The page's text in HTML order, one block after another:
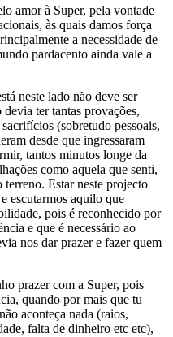
amor à Super, pela vontade
às quais damos força
a necessidade de
pardacento ainda vale a
neste lado não deve ser
ter tantas provações,
(sobretudo pessoais,
desde que ingressaram
tantos minutos longe da
como aquela que senti,
Estar neste projecto
escutarmos aquilo que
pois é reconhecido por
e que é necessário ao
nos dar prazer e fazer quem
prazer com a Super, pois
quando por mais que tu
aconteça nada (raios,
falta de dinheiro etc etc),